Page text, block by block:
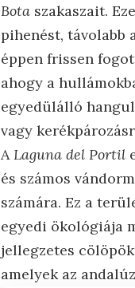
Bota szakaszait.
pihenést, távolabb
éppen frissen
ahogy a
egyedülálló
vagy
ALaguna del Portil
és számos
számára. Ez a
egyedi ökológiája
jellegzetes
amelyek az